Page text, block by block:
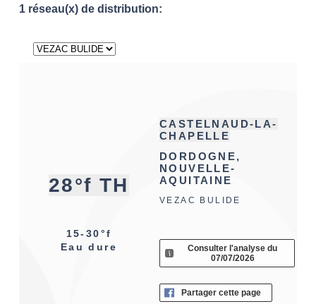
1 réseau(x) de distribution:
28°f TH
15-30°f
Eau dure
CASTELNAUD-LA-
CHAPELLE
DORDOGNE,
NOUVELLE-
AQUITAINE
VEZAC BULIDE
Consulter l'analyse du
07/07/2026
Partager cette page